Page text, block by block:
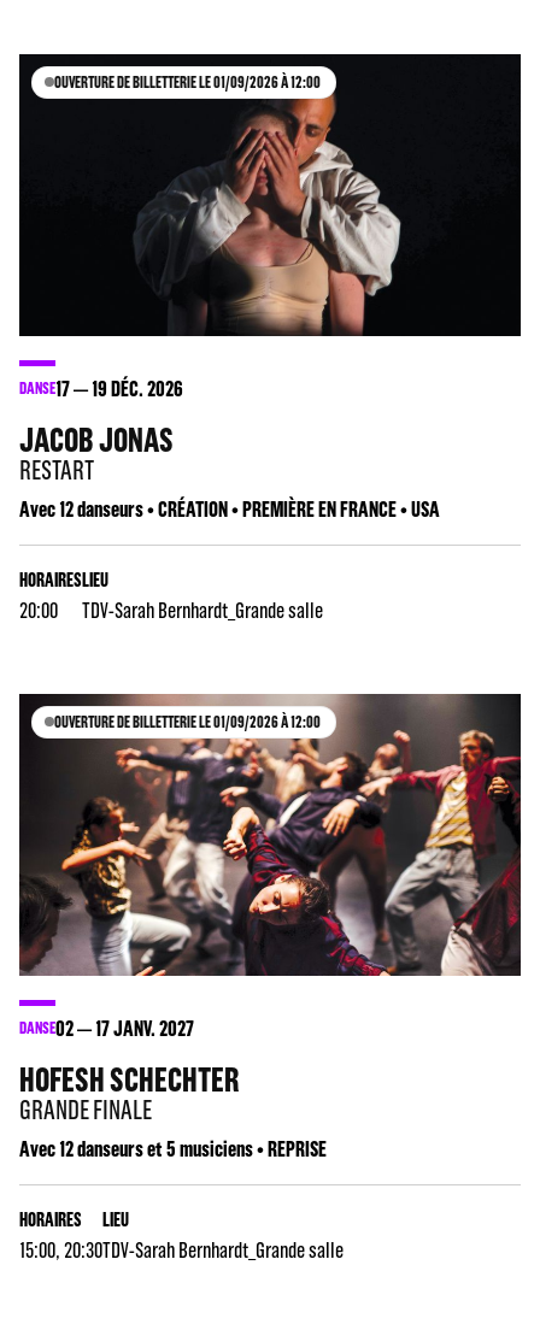
OUVERTURE DE BILLETTERIE LE 01/09/2026 À 12:00
DANSE17 19DÉC. 2026
JACOB JONAS
RESTART
Avec 12 danseurs • CRÉATION • PREMIÈRE EN FRANCE • USA
HORAIRES
20:00
LIEU
TDV-Sarah Bernhardt_Grande salle
OUVERTURE DE BILLETTERIE LE 01/09/2026 À 12:00
DANSE02 17JANV. 2027
HOFESH SCHECHTER
GRANDE FINALE
Avec 12 danseurs et 5 musiciens • REPRISE
HORAIRES
15:00, 20:30
LIEU
TDV-Sarah Bernhardt_Grande salle